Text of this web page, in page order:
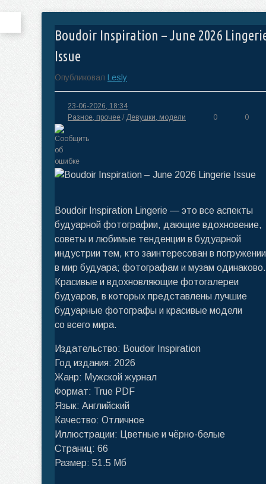
Boudoir Inspiration – June 2026
Issue
Опубликовал Lesly
23-06-2026, 18:34
Разное, прочее / Девушки, модели 0 0
Boudoir Inspiration Lingerie — это все аспекты
будуарной фотографии, дающие вдохновение,
советы и любимые тенденции в будуарной
индустрии тем, кто заинтересован в погружении
в мир будуара; фотографам и музам одинаково.
Красивые и вдохновляющие фотогалереи
будуаров, в которых представлены лучшие
будуарные фотографы и красивые модели
со всего мира.
Издательство: Boudoir Inspiration
Год издания: 2026
Жанр: Мужской журнал
Формат: True PDF
Язык: Английский
Качество: Отличное
Иллюстрации: Цветные и чёрно-белые
Страниц: 66
Размер: 51.5 Мб